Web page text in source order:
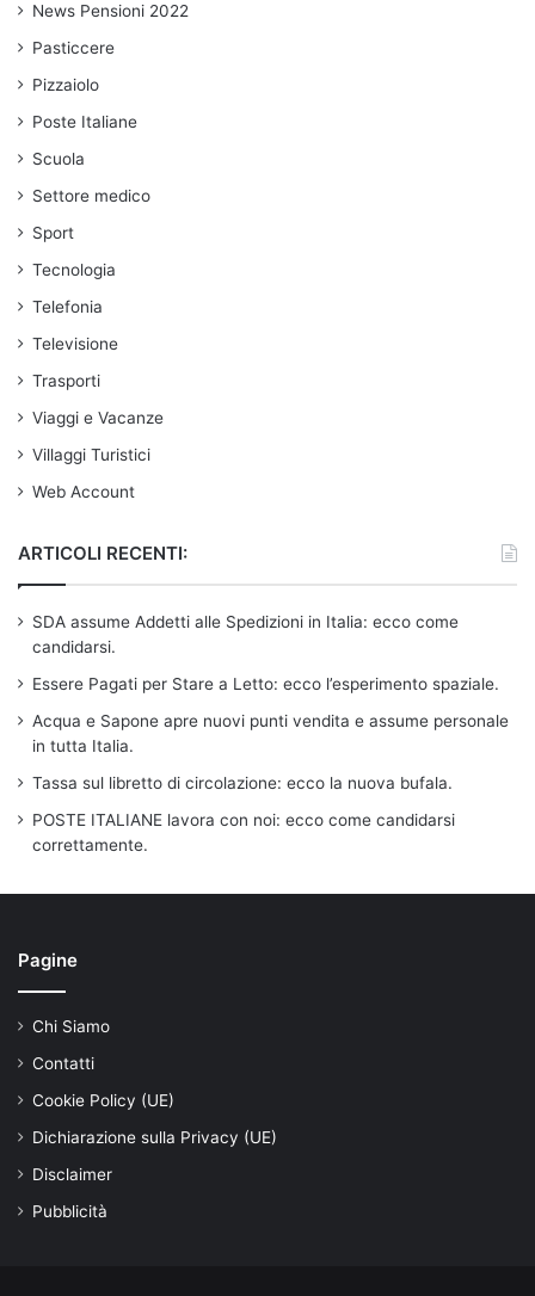
News Pensioni 2022
Pasticcere
Pizzaiolo
Poste Italiane
Scuola
Settore medico
Sport
Tecnologia
Telefonia
Televisione
Trasporti
Viaggi e Vacanze
Villaggi Turistici
Web Account
ARTICOLI RECENTI:
SDA assume Addetti alle Spedizioni in Italia: ecco come
candidarsi.
Essere Pagati per Stare a Letto: ecco l’esperimento spaziale.
Acqua e Sapone apre nuovi punti vendita e assume personale
in tutta Italia.
Tassa sul libretto di circolazione: ecco la nuova bufala.
POSTE ITALIANE lavora con noi: ecco come candidarsi
correttamente.
Pagine
Chi Siamo
Contatti
Cookie Policy (UE)
Dichiarazione sulla Privacy (UE)
Disclaimer
Pubblicità